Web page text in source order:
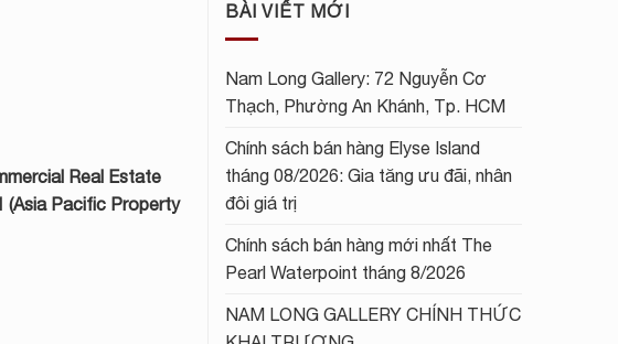
Real Estate
(Asia Pacific Property
BÀI VIẾT MỚI
Nam Long Gallery: 72 Nguyễn Cơ
Thạch, Phường An Khánh, Tp. HCM
Chính sách bán hàng Elyse Island
tháng 08/2026: Gia tăng ưu đãi, nhân
đôi giá trị
Chính sách bán hàng mới nhất The
Pearl Waterpoint tháng 8/2026
NAM LONG GALLERY CHÍNH THỨC